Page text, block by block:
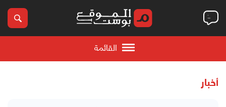
القائمة
أخبار